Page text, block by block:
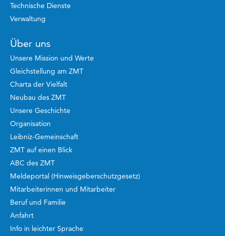
Technische Dienste
Verwaltung
Über uns
Unsere Mission und Werte
Gleichstellung am ZMT
Charta der Vielfalt
Neubau des ZMT
Unsere Geschichte
Organisation
Leibniz-Gemeinschaft
ZMT auf einen Blick
ABC des ZMT
Meldeportal (Hinweisgeberschutzgesetz)
Mitarbeiterinnen und Mitarbeiter
Beruf und Familie
Anfahrt
Info in leichter Sprache